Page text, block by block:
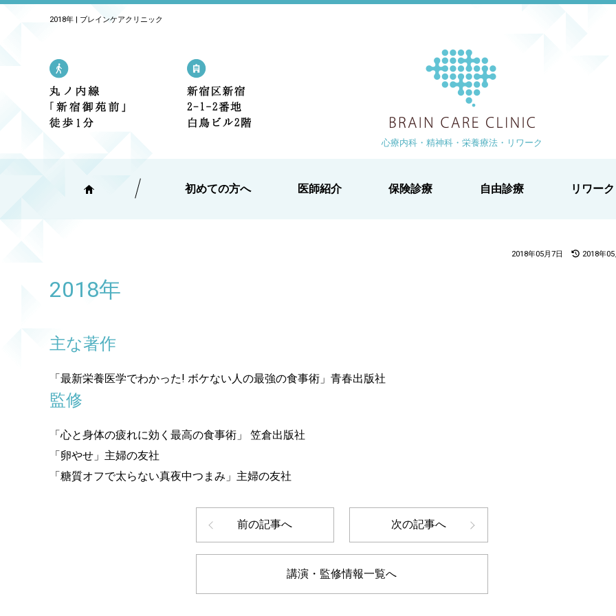
2018年 | ブレインケアクリニック
心療内科・精神科・栄養療法・リワーク
丸の内線「新宿御苑前」駅 1番出口より 徒歩1分
初めての方へ 医師紹介 保険診療 自由診療 リワーク
2018年05月7日 2018年
2018年
主な著作
「最新栄養医学でわかった! ボケない人の最強の食事術」青春出版社
監修
「心と身体の疲れに効く最高の食事術」 笠倉出版社
「卵やせ」主婦の友社
「糖質オフで太らない真夜中つまみ」主婦の友社
前の記事へ 次の記事へ
講演・監修情報一覧へ